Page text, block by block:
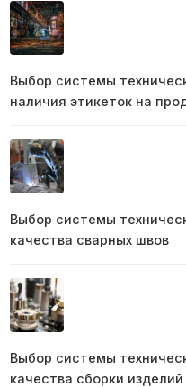
Выбор системы
наличия этикеток на
Выбор системы
качества сварных швов
Выбор системы
качества сборки изделий